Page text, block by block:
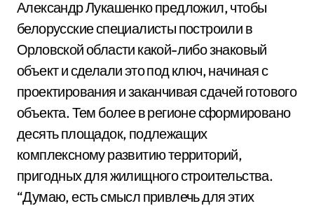
Александр Лукашенко предложил, чтобы
белорусские специалисты построили в
Орловской области какой-либо знаковый
объект и сделали это под ключ, начиная с
проектирования и заканчивая сдачей готового
объекта. Тем более в регионе сформировано
десять площадок, подлежащих
комплексному развитию территорий,
пригодных для жилищного строительства.
“Думаю, есть смысл привлечь для этих